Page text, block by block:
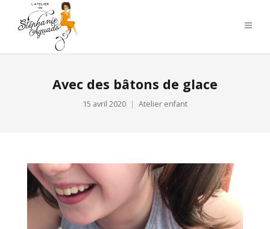
Avec des bâtons de glace
15 avril 2020 Atelier enfant